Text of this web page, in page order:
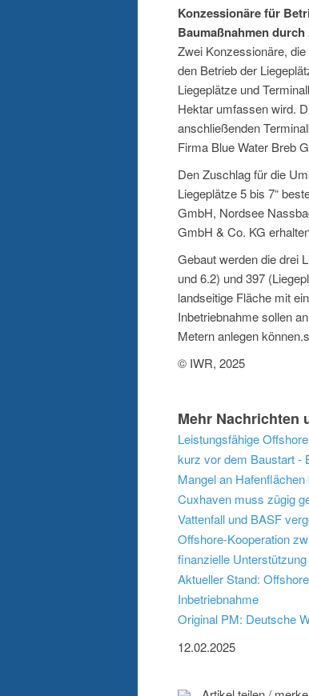
Konzessionäre für
Baumaßnahmen
Zwei Konzessionäre,
den Betrieb der
Liegeplätze und
Hektar umfassen wird.
anschließenden
Firma Blue Water Breb
Den Zuschlag für die
Liegeplätze 5 bis 7“
GmbH, Nordsee
GmbH & Co. KG
Gebaut werden die drei
und 6.2) und 397
landseitige Fläche mit
Inbetriebnahme sollen
Metern anlegen können.s
© IWR, 2025
Mehr Nachrichten
Leistungsfähige
kurz vor dem Baustart -
Mangel an
Cuxhaven muss zügig
Vattenfall und BASF
Offshore-Kooperation
finanzielle
Aktueller Stand:
Inbetriebnahme
Original PM: Deutsche
12.02.2025